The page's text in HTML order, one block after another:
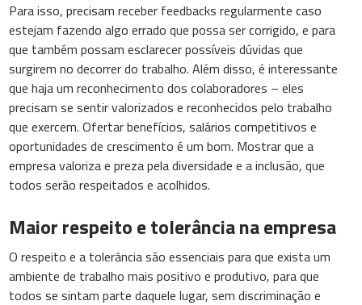
Para isso, precisam receber feedbacks regularmente caso
estejam fazendo algo errado que possa ser corrigido, e para
que também possam esclarecer possíveis dúvidas que
surgirem no decorrer do trabalho. Além disso, é interessante
que haja um reconhecimento dos colaboradores – eles
precisam se sentir valorizados e reconhecidos pelo trabalho
que exercem. Ofertar benefícios, salários competitivos e
oportunidades de crescimento é um bom. Mostrar que a
empresa valoriza e preza pela diversidade e a inclusão, que
todos serão respeitados e acolhidos.
Maior respeito e tolerância na empresa
O respeito e a tolerância são essenciais para que exista um
ambiente de trabalho mais positivo e produtivo, para que
todos se sintam parte daquele lugar, sem discriminação e